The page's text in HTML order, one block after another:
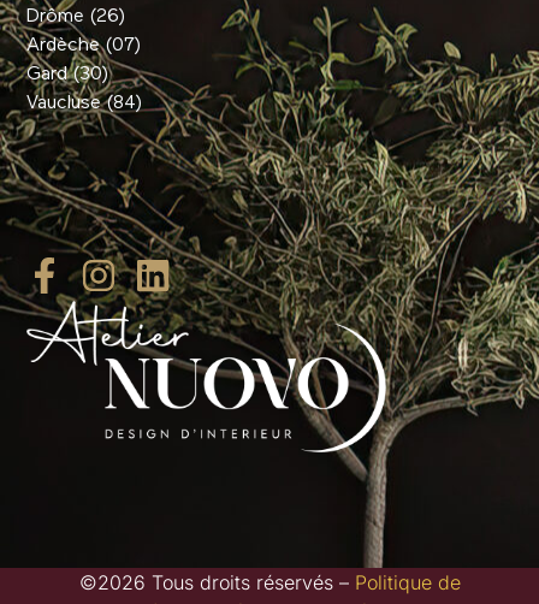
Drôme (26)
Ardèche (07)
Gard (30)
Vaucluse (84)
©2026 Tous droits réservés – Politique de